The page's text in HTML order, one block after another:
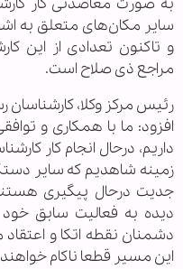
به صورت معاضدتی کار
سایر مکان‌های متعلق به
و تاکنون تعدادی از این
مراجع ذی صلاح است.
رئیس مرکز وکلا، کارشناسان
افزود: ما با همکاری و
داریم، درحال انجام کار
زمینه شاهدیم که سایر
جدیت درحال پیگیری
دیده به فعالیت سابق خود
دشمنان نقطه اتکا و اعتقاد
این مسیر قطعا ناکام